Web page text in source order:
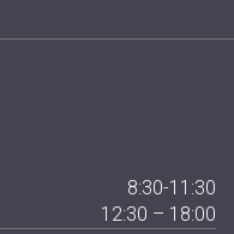
8:30-11:30
12:30 – 18:00